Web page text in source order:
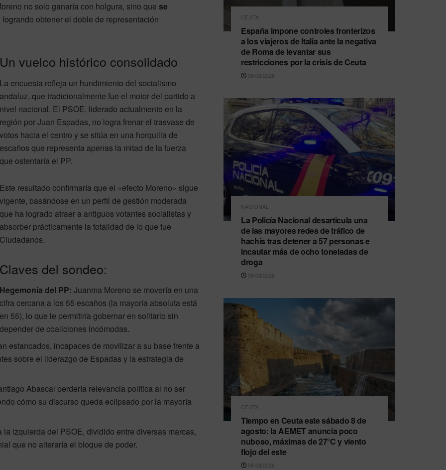
no solo ganaría con holgura, sino que se
logrando obtener el doble de representación
Un vuelco histórico consolidado
La encuesta refleja un hundimiento del socialismo
andaluz, que tradicionalmente fue el motor del partido a
nivel nacional. El PSOE, liderado actualmente en la
región por Juan Espadas, no logra frenar el trasvase de
votos hacia el centro y se sitúa en una horquilla de
escaños que representa apenas la mitad de la fuerza
que ostentaría el PP.
Este resultado confirmaría que el «efecto Moreno» sigue
vigente, basándose en un perfil de gestión moderada
que ha logrado atraer a antiguos votantes socialistas y
absorber prácticamente la totalidad de lo que fue
Ciudadanos.
Claves del sondeo:
Hegemonía del PP: Juanma Moreno se movería en una
cifra cercana a los 55 escaños (la mayoría absoluta está
en 55), lo que le permitiría gobernar en solitario sin
depender de coaliciones incómodas.
estancados, incapaces de movilizar a su base frente a
sobre el liderazgo de Espadas y la estrategia de
Abascal perdería relevancia política al no ser
cómo su discurso queda eclipsado por la mayoría
la izquierda del PSOE, dividido entre diversas marcas,
que no alteraría el bloque de poder.
CEUTA
España impone controles fronterizos
a los viajeros de Italia ante la negativa
de Roma de levantar sus
restricciones por la crisis de Ceuta
08/08/2026
NACIONAL
La Policía Nacional desarticula una
de las mayores redes de tráfico de
hachís tras detener a 57 personas e
incautar más de ocho toneladas de
droga
08/08/2026
CEUTA
Tiempo en Ceuta este sábado 8 de
agosto: la AEMET anuncia poco
nuboso, máximas de 27°C y viento
flojo del este
08/08/2026